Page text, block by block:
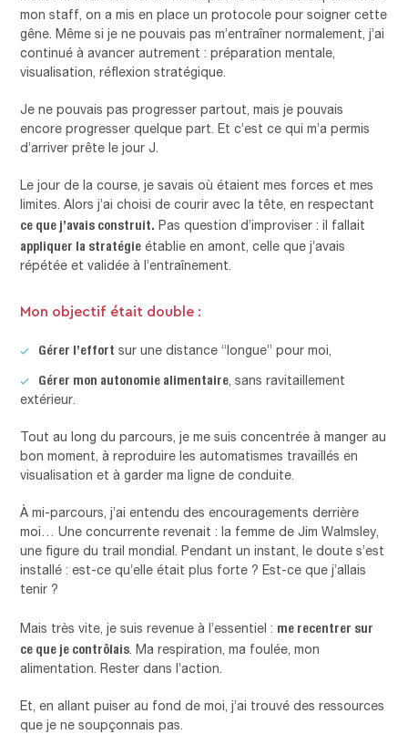
mon staff, on a mis en place un protocole pour soigner cette
gêne. Même si je ne pouvais pas m’entraîner normalement, j’ai
continué à avancer autrement : préparation mentale,
visualisation, réflexion stratégique.
Je ne pouvais pas progresser partout, mais je pouvais
encore progresser quelque part. Et c’est ce qui m’a permis
d’arriver prête le jour J.
Le jour de la course, je savais où étaient mes forces et mes
limites. Alors j’ai choisi de courir avec la tête, en respectant
ce que j’avais construit. Pas question d’improviser : il fallait
appliquer la stratégie établie en amont, celle que j’avais
répétée et validée à l’entraînement.
Mon objectif était double :
Gérer l’effort sur une distance “longue” pour moi,
Gérer mon autonomie alimentaire , sans ravitaillement
extérieur.
Tout au long du parcours, je me suis concentrée à manger au
bon moment, à reproduire les automatismes travaillés en
visualisation et à garder ma ligne de conduite.
À mi-parcours, j’ai entendu des encouragements derrière
moi… Une concurrente revenait : la femme de Jim Walmsley,
une figure du trail mondial. Pendant un instant, le doute s’est
installé : est-ce qu’elle était plus forte ? Est-ce que j’allais
tenir ?
Mais très vite, je suis revenue à l’essentiel : me recentrer sur
ce que je contrôlais . Ma respiration, ma foulée, mon
alimentation. Rester dans l’action.
Et, en allant puiser au fond de moi, j’ai trouvé des ressources
que je ne soupçonnais pas.